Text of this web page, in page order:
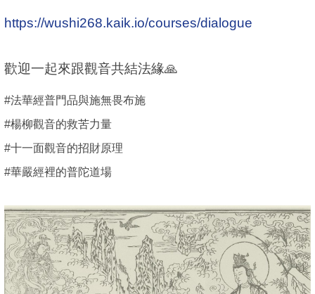
https://wushi268.kaik.io/courses/dialogue
歡迎一起來跟觀音共結法緣🙏
#法華經普門品與施無畏布施
#楊柳觀音的救苦力量
#十一面觀音的招財原理
#華嚴經裡的普陀道場